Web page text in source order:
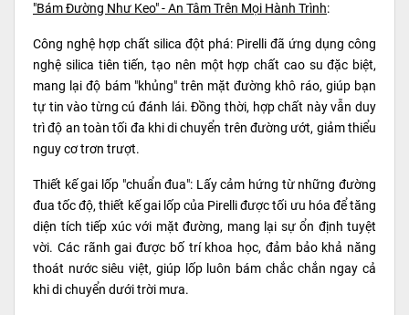
"Bám Đường Như Keo" - An Tâm Trên Mọi Hành Trình:
Công nghệ hợp chất silica đột phá: Pirelli đã ứng dụng công
nghệ silica tiên tiến, tạo nên một hợp chất cao su đặc biệt,
mang lại độ bám "khủng" trên mặt đường khô ráo, giúp bạn
tự tin vào từng cú đánh lái. Đồng thời, hợp chất này vẫn duy
trì độ an toàn tối đa khi di chuyển trên đường ướt, giảm thiểu
nguy cơ trơn trượt.
Thiết kế gai lốp "chuẩn đua": Lấy cảm hứng từ những đường
đua tốc độ, thiết kế gai lốp của Pirelli được tối ưu hóa để tăng
diện tích tiếp xúc với mặt đường, mang lại sự ổn định tuyệt
vời. Các rãnh gai được bố trí khoa học, đảm bảo khả năng
thoát nước siêu việt, giúp lốp luôn bám chắc chắn ngay cả
khi di chuyển dưới trời mưa.